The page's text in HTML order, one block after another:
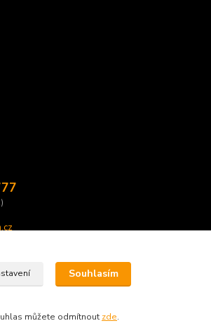
Souhlasím
můžete odmítnout zde.